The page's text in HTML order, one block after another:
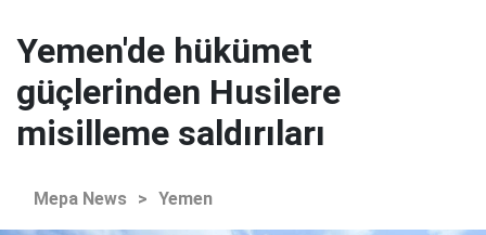
Yemen'de hükümet
güçlerinden Husilere
misilleme saldırıları
Mepa News > Yemen